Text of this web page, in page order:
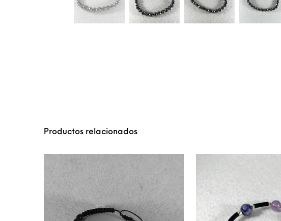
Productos relacionados